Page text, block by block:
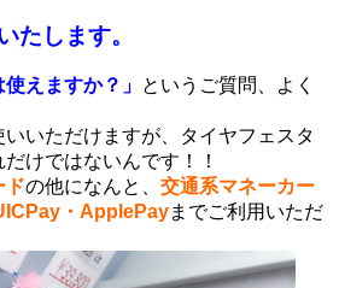
たします。
えますか？」 というご質問、よく
いただけますが、タイヤフェスタ
けではないんです！！
ドの他になんと、 交通系マネーカー
・ApplePayまでご利用いただ